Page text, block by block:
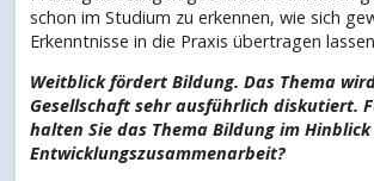
schon im Studium zu erkennen, wie sich
Erkenntnisse in die Praxis übertragen
Weitblick fördert Bildung. Das Thema
Gesellschaft sehr ausführlich diskutiert.
halten Sie das Thema Bildung im
Entwicklungszusammenarbeit?